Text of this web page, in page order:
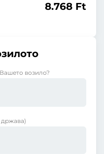
8.768 Ft
возило?
држава)